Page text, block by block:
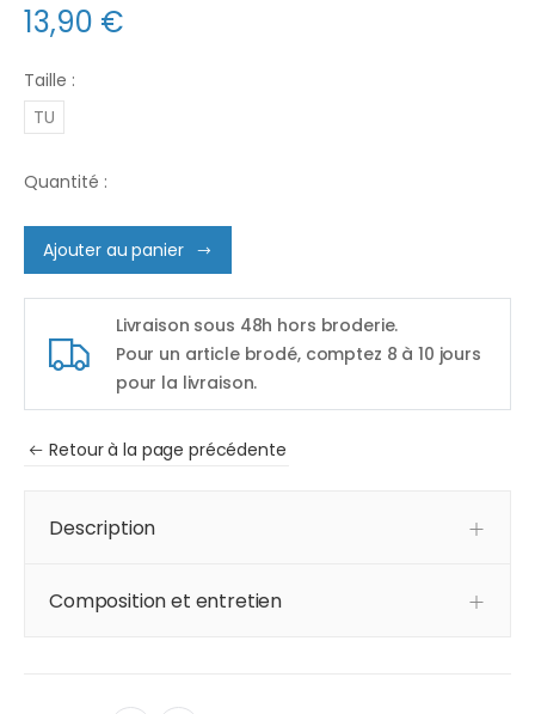
13,90 €
Taille :
TU
Quantité :
Ajouter au panier
Livraison sous 48h hors broderie.
Pour un article brodé, comptez 8 à 10 jours
pour la livraison.
Retour à la page précédente
Description
Composition et entretien